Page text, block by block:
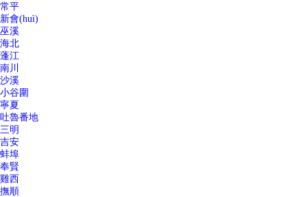
常平
新會(huì)
巫溪
海北
蓬江
南川
沙溪
小谷圍
寧夏
吐魯番地
三明
吉安
蚌埠
奉賢
雞西
撫順